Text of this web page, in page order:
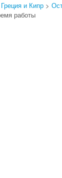
и Кипр >
работы